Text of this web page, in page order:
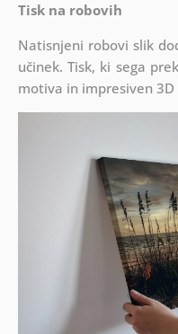
Tisk na robovih
Natisnjeni robovi slik
učinek. Tisk, ki sega
motiva in impresiven 3D